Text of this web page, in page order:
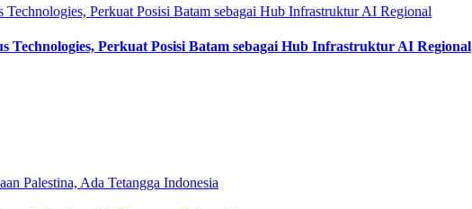
Technologies, Perkuat Posisi Batam sebagai Hub Infrastruktur AI Regional